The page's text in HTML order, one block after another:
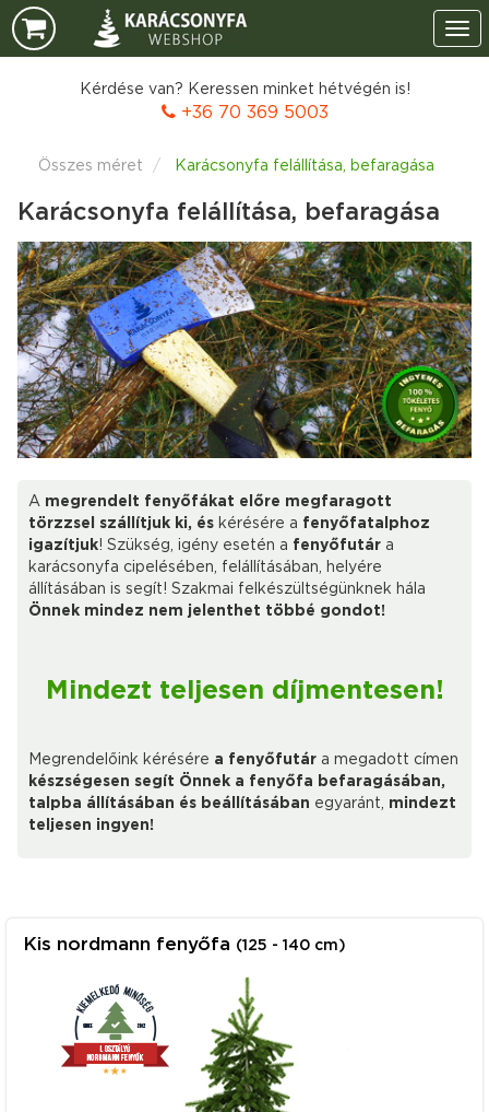
Kérdése van? Keressen minket hétvégén is!
+36 70 369 5003
Összes méret Karácsonyfa felállítása, befaragása
Karácsonyfa felállítása, befaragása
A megrendelt fenyőfákat előre megfaragott
törzzsel szállítjuk ki, és kérésére a fenyőfatalphoz
igazítjuk! Szükség, igény esetén a fenyőfutár a
karácsonyfa cipelésében, felállításában, helyére
állításában is segít! Szakmai felkészültségünknek hála
Önnek mindez nem jelenthet többé gondot!
Mindezt teljesen díjmentesen!
Megrendelőink kérésére a fenyőfutár a megadott címen
készségesen segít Önnek a fenyőfa befaragásában,
talpba állításában és beállításában egyaránt, mindezt
teljesen ingyen!
Kis nordmann fenyőfa (125 - 140 cm)